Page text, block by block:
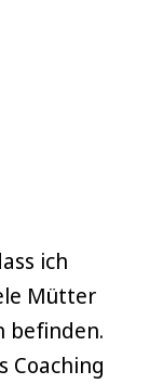
ich
Mütter
befinden.
Coaching